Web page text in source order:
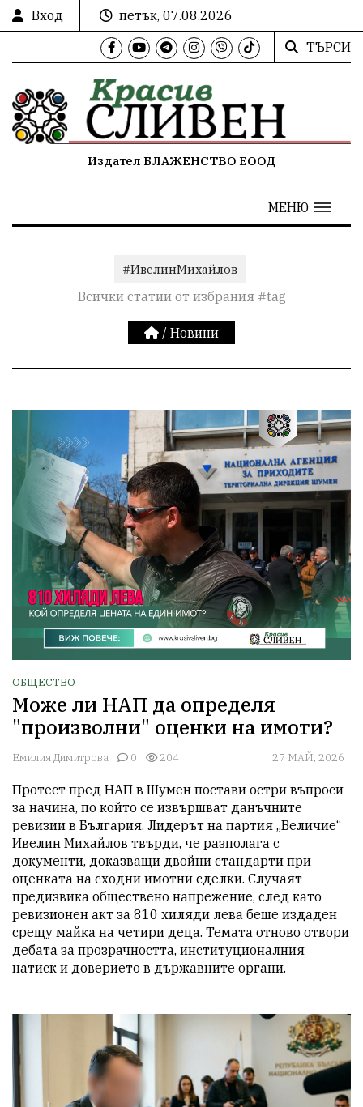
Вход
петък, 07.08.2026
ТЪРСИ
Издател БЛАЖЕНСТВО ЕООД
МЕНЮ
#ИвелинМихайлов
Всички статии от избрания #tag
/ Новини
ОБЩЕСТВО
Може ли НАП да определя
"произволни" оценки на имоти?
Емилия Димитрова 0 204 27 МАЙ, 2026
Протест пред НАП в Шумен постави остри въпроси
за начина, по който се извършват данъчните
ревизии в България. Лидерът на партия „Величие“
Ивелин Михайлов твърди, че разполага с
документи, доказващи двойни стандарти при
оценката на сходни имотни сделки. Случаят
предизвика обществено напрежение, след като
ревизионен акт за 810 хиляди лева беше издаден
срещу майка на четири деца. Темата отново отвори
дебата за прозрачността, институционалния
натиск и доверието в държавните органи.